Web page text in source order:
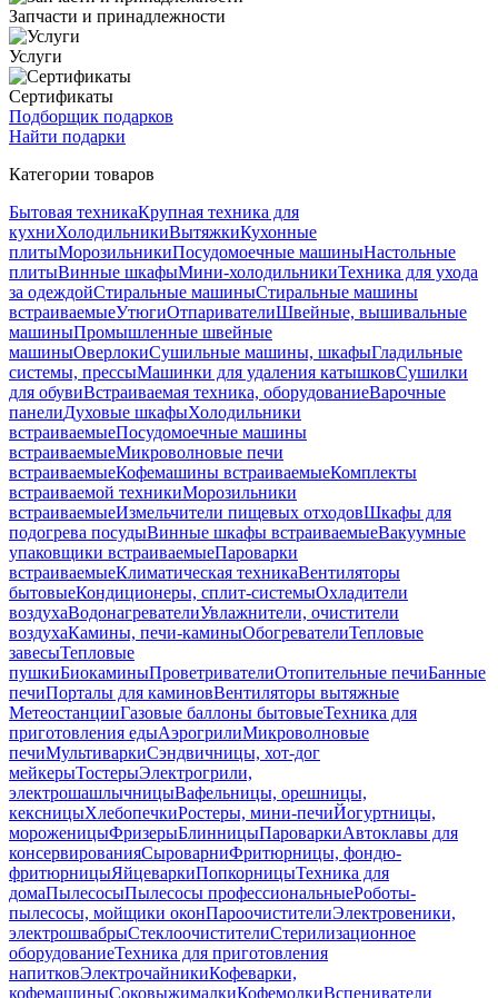
Запчасти и принадлежности
Услуги
Сертификаты
Подборщик подарков
Найти подарки
Категории товаров
Бытовая техникаКрупная техника для
кухниХолодильникиВытяжкиКухонные
плитыМорозильникиПосудомоечные машиныНастольные
плитыВинные шкафыМини-холодильникиТехника для ухода
за одеждойСтиральные машиныСтиральные машины
встраиваемыеУтюгиОтпаривателиШвейные, вышивальные
машиныПромышленные швейные
машиныОверлокиСушильные машины, шкафыГладильные
системы, прессыМашинки для удаления катышковСушилки
для обувиВстраиваемая техника, оборудованиеВарочные
панелиДуховые шкафыХолодильники
встраиваемыеПосудомоечные машины
встраиваемыеМикроволновые печи
встраиваемыеКофемашины встраиваемыеКомплекты
встраиваемой техникиМорозильники
встраиваемыеИзмельчители пищевых отходовШкафы для
подогрева посудыВинные шкафы встраиваемыеВакуумные
упаковщики встраиваемыеПароварки
встраиваемыеКлиматическая техникаВентиляторы
бытовыеКондиционеры, сплит-системыОхладители
воздухаВодонагревателиУвлажнители, очистители
воздухаКамины, печи-каминыОбогревателиТепловые
завесыТепловые
пушкиБиокаминыПроветривателиОтопительные печиБанные
печиПорталы для каминовВентиляторы вытяжные
МетеостанцииГазовые баллоны бытовыеТехника для
приготовления едыАэрогрилиМикроволновые
печиМультиваркиСэндвичницы, хот-дог
мейкерыТостерыЭлектрогрили,
электрошашлычницыВафельницы, орешницы,
кексницыХлебопечкиРостеры, мини-печиЙогуртницы,
мороженицыФризерыБлинницыПароваркиАвтоклавы для
консервированияСыроварниФритюрницы, фондю-
фритюрницыЯйцеваркиПопкорницыТехника для
домаПылесосыПылесосы профессиональныеРоботы-
пылесосы, мойщики оконПароочистителиЭлектровеники,
электрошвабрыСтеклоочистителиСтерилизационное
оборудованиеТехника для приготовления
напитковЭлектрочайникиКофеварки,
кофемашиныСоковыжималкиКофемолкиВспениватели